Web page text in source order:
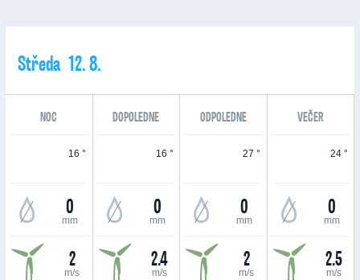
Středa 12. 8.
NOC DOPOLEDNE ODPOLEDNE VEČER
16 °
0
mm
2
m/s
16 °
0
mm
2.4
m/s
27 °
0
mm
2
m/s
24 °
0
mm
2.5
m/s